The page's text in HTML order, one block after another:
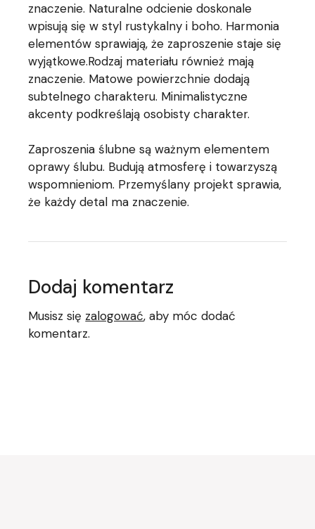
znaczenie. Naturalne odcienie doskonale
wpisują się w styl rustykalny i boho. Harmonia
elementów sprawiają, że zaproszenie staje się
wyjątkowe.Rodzaj materiału również mają
znaczenie. Matowe powierzchnie dodają
subtelnego charakteru. Minimalistyczne
akcenty podkreślają osobisty charakter.
Zaproszenia ślubne są ważnym elementem
oprawy ślubu. Budują atmosferę i towarzyszą
wspomnieniom. Przemyślany projekt sprawia,
że każdy detal ma znaczenie.
Dodaj komentarz
Musisz się zalogować, aby móc dodać
komentarz.